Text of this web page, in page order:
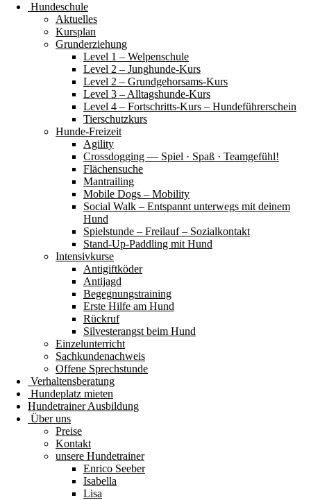
Hundeschule
Aktuelles
Kursplan
Grunderziehung
Level 1 – Welpenschule
Level 2 – Junghunde-Kurs
Level 2 – Grundgehorsams-Kurs
Level 3 – Alltagshunde-Kurs
Level 4 – Fortschritts-Kurs – Hundeführerschein
Tierschutzkurs
Hunde-Freizeit
Agility
Crossdogging — Spiel · Spaß · Teamgefühl!
Flächensuche
Mantrailing
Mobile Dogs – Mobility
Social Walk – Entspannt unterwegs mit deinem
Hund
Spielstunde – Freilauf – Sozialkontakt
Stand-Up-Paddling mit Hund
Intensivkurse
Antigiftköder
Antijagd
Begegnungstraining
Erste Hilfe am Hund
Rückruf
Silvesterangst beim Hund
Einzelunterricht
Sachkundenachweis
Offene Sprechstunde
Verhaltensberatung
Hundeplatz mieten
Hundetrainer Ausbildung
Über uns
Preise
Kontakt
unsere Hundetrainer
Enrico Seeber
Isabella
Lisa